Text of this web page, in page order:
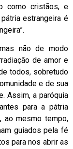
como cristãos, e
estrangeira é
não de modo
de amor e
todos, sobretudo
e de sua
Assim, a paróquia
para a pátria
ao mesmo tempo,
guiados pela fé
para nos abrir as